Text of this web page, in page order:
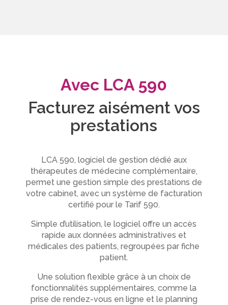
Avec LCA 590
Facturez aisément vos
prestations
LCA 590, logiciel de gestion dédié aux
thérapeutes de médecine complémentaire,
permet une gestion simple des prestations de
votre cabinet, avec un système de facturation
certifié pour le Tarif 590.
Simple d’utilisation, le logiciel offre un accès
rapide aux données administratives et
médicales des patients, regroupées par fiche
patient.
Une solution flexible grâce à un choix de
fonctionnalités supplémentaires, comme la
prise de rendez-vous en ligne et le planning